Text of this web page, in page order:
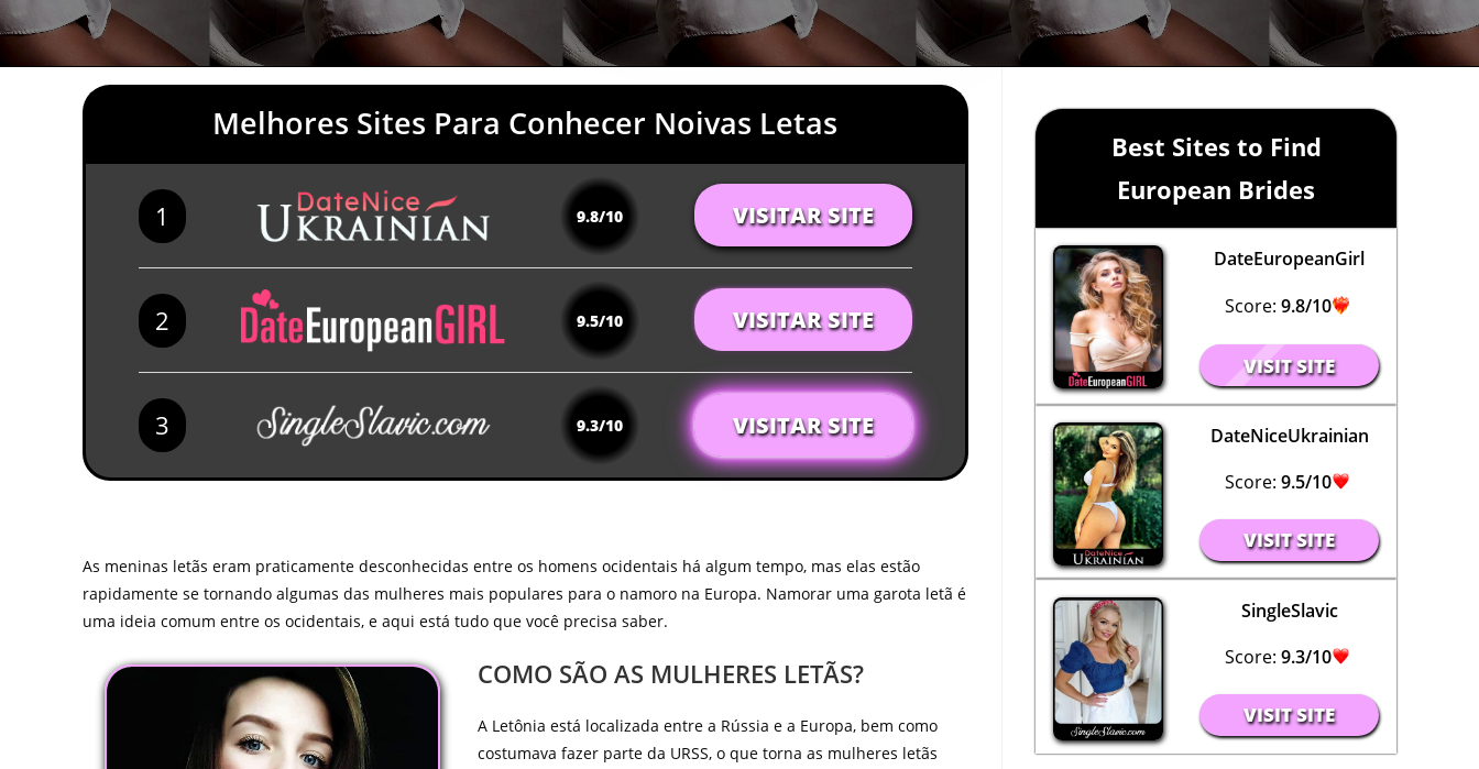
Melhores Sites Para Conhecer Noivas Letas
1 9.8/10 VISITAR SITE
2 9.5/10 VISITAR SITE
3 9.3/10 VISITAR SITE
As meninas letãs eram praticamente desconhecidas entre os homens ocidentais há algum tempo, mas elas estão
rapidamente se tornando algumas das mulheres mais populares para o namoro na Europa. Namorar uma garota letã é
uma ideia comum entre os ocidentais, e aqui está tudo que você precisa saber.
COMO SÃO AS MULHERES LETÃS?
A Letônia está localizada entre a Rússia e a Europa, bem como
costumava fazer parte da URSS, o que torna as mulheres letãs
Best Sites to Find
European Brides
DateEuropeanGirl
Score: 9.8/10
VISIT SITE
DateNiceUkrainian
Score: 9.5/10
VISIT SITE
SingleSlavic
Score: 9.3/10
VISIT SITE